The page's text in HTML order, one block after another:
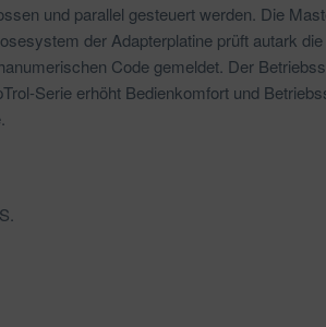
und parallel gesteuert werden. Die
der Adapterplatine prüft autark
Code gemeldet. Der
Serie erhöht Bedienkomfort und